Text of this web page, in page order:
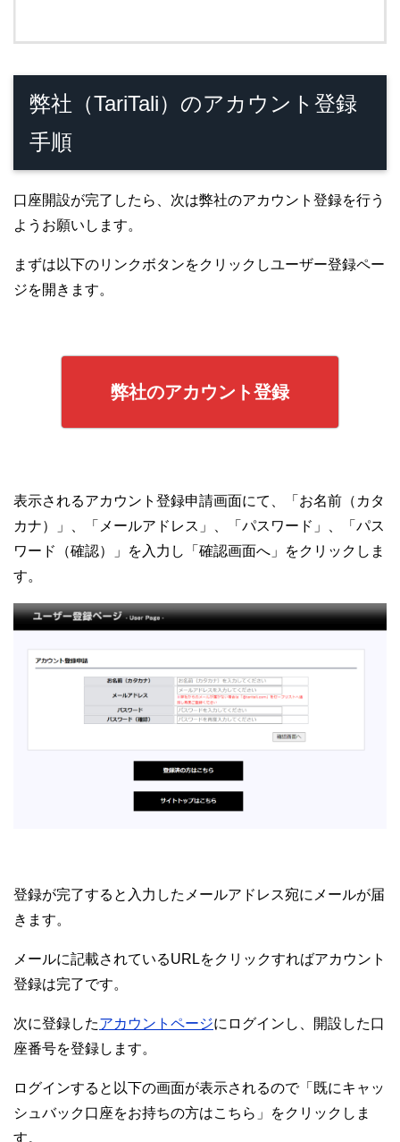
弊社（TariTali）のアカウント登録
手順
口座開設が完了したら、次は弊社のアカウント登録を行う
ようお願いします。
まずは以下のリンクボタンをクリックしユーザー登録ペー
ジを開きます。
弊社のアカウント登録
表示されるアカウント登録申請画面にて、「お名前（カタ
カナ）」、「メールアドレス」、「パスワード」、「パス
ワード（確認）」を入力し「確認画面へ」をクリックしま
す。
登録が完了すると入力したメールアドレス宛にメールが届
きます。
メールに記載されているURLをクリックすればアカウント
登録は完了です。
次に登録したアカウントページにログインし、開設した口
座番号を登録します。
ログインすると以下の画面が表示されるので「既にキャッ
シュバック口座をお持ちの方はこちら」をクリックしま
す。